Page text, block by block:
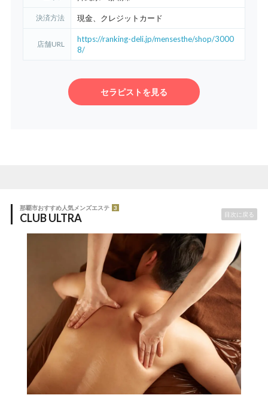
決済方法 現金、クレジットカード
店舗URL
https://ranking-deli.jp/mensesthe/shop/3000
8/
セラピストを見る
那覇市おすすめ人気メンズエステ 3
CLUB ULTRA 目次に戻る